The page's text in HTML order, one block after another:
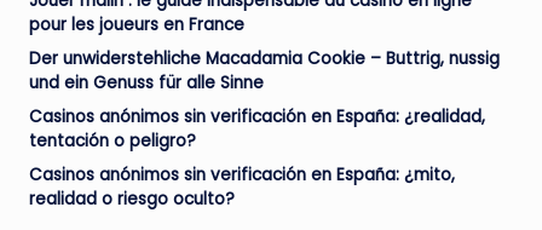
pour les joueurs en France
Der unwiderstehliche Macadamia Cookie – Buttrig, nussig
und ein Genuss für alle Sinne
Casinos anónimos sin verificación en España: ¿realidad,
tentación o peligro?
Casinos anónimos sin verificación en España: ¿mito,
realidad o riesgo oculto?